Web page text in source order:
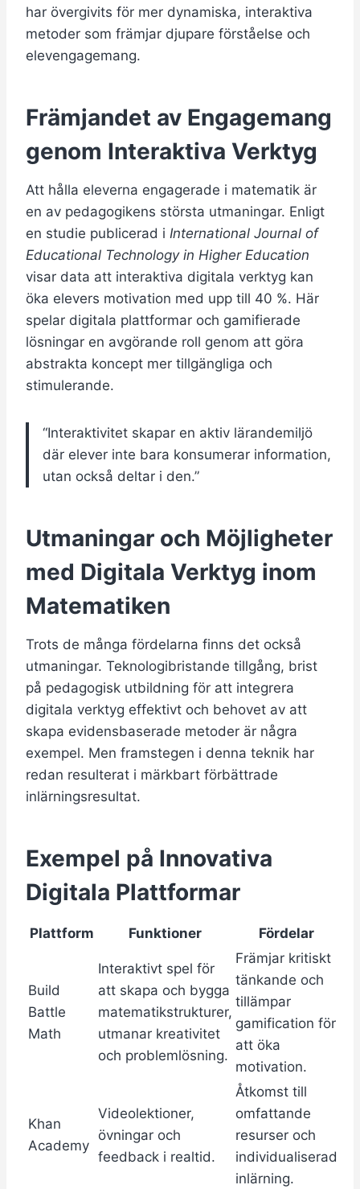
har övergivits för mer dynamiska, interaktiva
metoder som främjar djupare förståelse och
elevengagemang.
Främjandet av Engagemang
genom Interaktiva Verktyg
Att hålla eleverna engagerade i matematik är
en av pedagogikens största utmaningar. Enligt
en studie publicerad i International Journal of
Educational Technology in Higher Education
visar data att interaktiva digitala verktyg kan
öka elevers motivation med upp till 40 %. Här
spelar digitala plattformar och gamifierade
lösningar en avgörande roll genom att göra
abstrakta koncept mer tillgängliga och
stimulerande.
“Interaktivitet skapar en aktiv lärandemiljö
där elever inte bara konsumerar information,
utan också deltar i den.”
Utmaningar och Möjligheter
med Digitala Verktyg inom
Matematiken
Trots de många fördelarna finns det också
utmaningar. Teknologibristande tillgång, brist
på pedagogisk utbildning för att integrera
digitala verktyg effektivt och behovet av att
skapa evidensbaserade metoder är några
exempel. Men framstegen i denna teknik har
redan resulterat i märkbart förbättrade
inlärningsresultat.
Exempel på Innovativa
Digitala Plattformar
Plattform Funktioner Fördelar
Build
Battle
Math
Interaktivt spel för
att skapa och bygga
matematikstrukturer,
utmanar kreativitet
och problemlösning.
Främjar kritiskt
tänkande och
tillämpar
gamification för
att öka
motivation.
Khan
Academy
Videolektioner,
övningar och
feedback i realtid.
Åtkomst till
omfattande
resurser och
individualiserad
inlärning.